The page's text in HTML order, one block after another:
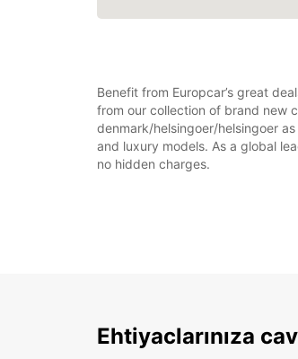
Benefit from Europcar’s great
from our collection of brand new
denmark/helsingoer/helsingoer
and luxury models. As a global
no hidden charges.
Ehtiyaclarınıza